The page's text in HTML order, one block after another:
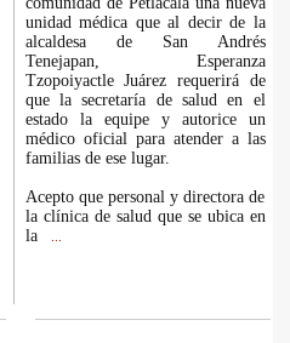
unidad médica que al decir de la
alcaldesa de San Andrés
Tenejapan, Esperanza
Tzopoiyactle Juárez requerirá de
que la secretaría de salud en el
estado la equipe y autorice un
médico oficial para atender a las
familias de ese lugar.
Acepto que personal y directora de
la clínica de salud que se ubica en
la